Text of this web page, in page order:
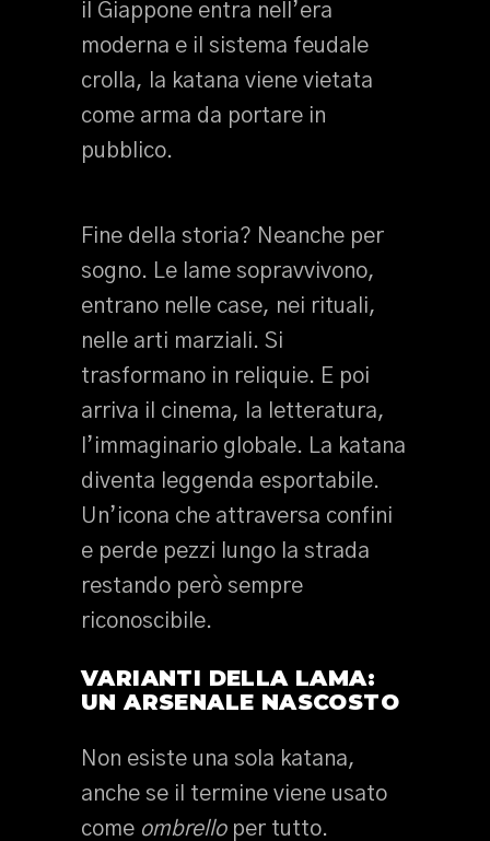
il Giappone entra nell’era
moderna e il sistema feudale
crolla, la katana viene vietata
come arma da portare in
pubblico.
Fine della storia? Neanche per
sogno. Le lame sopravvivono,
entrano nelle case, nei rituali,
nelle arti marziali. Si
trasformano in reliquie. E poi
arriva il cinema, la letteratura,
l’immaginario globale. La katana
diventa leggenda esportabile.
Un’icona che attraversa confini
e perde pezzi lungo la strada
restando però sempre
riconoscibile.
VARIANTI DELLA LAMA:
UN ARSENALE NASCOSTO
Non esiste una sola katana,
anche se il termine viene usato
come ombrelloper tutto.